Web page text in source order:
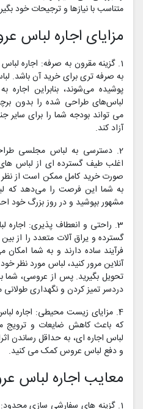
متناسب با نیازها و ترجیحات خود
مزایای اجاره لباس
1. گزینه مقرون به صرفه: اجاره
به صرفه تری برای خرید آن باشد.
پوشیده می‌شوند، بنابراین
لباس‌های طراحی شده را بدون
می تواند بودجه شما را برای
آزاد کند.
2. دسترسی به لباس مجلسی
اغلب طیف گسترده ای از لباس
صورت خرید کامل ممکن است از نظر
به شما این فرصت را می‌دهد که
مشهور بپوشید و در روز بزرگ خود
3. راحتی و انعطاف پذیری: اجاره
گسترده و یراق آلات متعدد را از
فرآیند ساده دارند و به شما
آنلاین مرور کنید، لباس مورد نظر
تحویل بگیرید. پس از عروسی، شما
دردسر تمیز کردن و نگهداری
4. مزایای زیست محیطی: اجاره
که باعث کاهش ضایعات و ترویج
لباس اجاره ای، به حداقل رساندن
و دفع لباس عروس کمک می کنید.
معایب اجاره لباس
1. گزینه های سفارشی سازی